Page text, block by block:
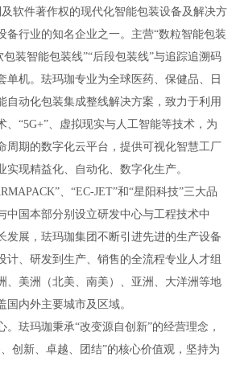
软件著作权的现代化智能包装设备及解决方
备行业的知名企业之一。主营“数粒智能包装
包装智能包装线”“后段包装线”与追踪追溯码
单机。珐玛珈专业为全球医药、保健品、日
自动化包装集成整线解决方案，致力于利用
、“5G+”、虚拟现实与人工智能等技术，为
周期的数字化云平台，提供可视化智慧工厂
实现精益化、自动化、数字化生产。
、“EC-JET”和“星阳科技”三大品
中国本部分别设立研发中心与工程技术中
发展，珐玛珈集团不断引进先进的生产设备
计、研发到生产、销售的全流程专业人才组
、美洲（北美、南美）、亚洲、大洋洲等地
国内外主要城市及区域。
。珐玛珈秉承“改变源自创新”的经营理念，
创新、卓越、团结”的核心价值观，坚持为